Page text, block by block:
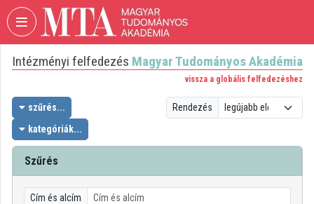
Fejléc kihagyása Menü kihagyása Tartalom kihagyása
VIDEOTORIUM
MAGYAR
TUDOMÁNYOS
AKADÉMIA
Intézményi kezdőlap
Bejelentkezés
Intézményi felfedezés Magyar Tudományos Akadémia
vissza a globális felfedezéshez
szűrés...
kategóriák...
Rendezés
Szűrés
Cím és alcím